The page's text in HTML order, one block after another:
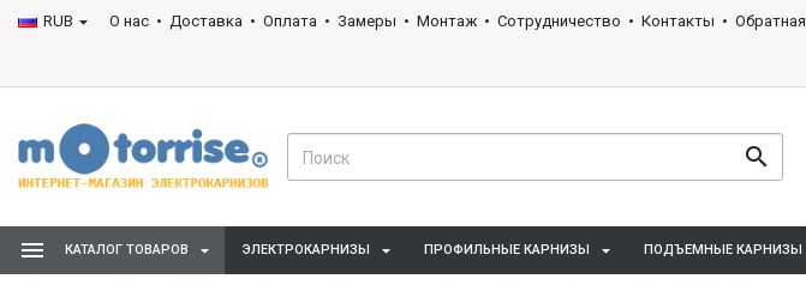
RUB О нас Доставка Оплата Замеры Монтаж Сотрудничество Контакты
КАТАЛОГ ТОВАРОВ ЭЛЕКТРОКАРНИЗЫ ПРОФИЛЬНЫЕ КАРНИЗЫ ПОДЪЕМНЫЕ КАРНИЗЫ